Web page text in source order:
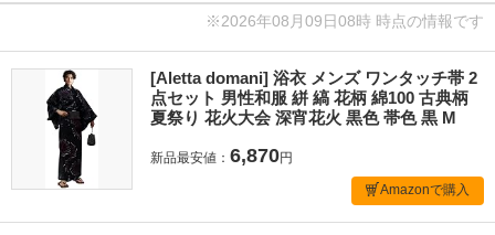
※2026年08月09日08時 時点の情報です
[Aletta domani] 浴衣 メンズ ワンタッチ帯 2
点セット 男性和服 絣 縞 花柄 綿100 古典柄
夏祭り 花火大会 深宵花火 黒色 帯色 黒 M
新品最安値： 6,870円
Amazonで購入